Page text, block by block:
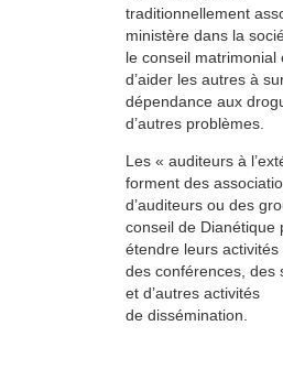
traditionnellement
ministère dans la
le conseil matrimonial
d’aider les autres à
dépendance aux
d’autres problèmes.
Les « auditeurs à
forment des
d’auditeurs ou des
conseil de Dianétique
étendre leurs
des conférences, des
et d’autres activités
de dissémination.